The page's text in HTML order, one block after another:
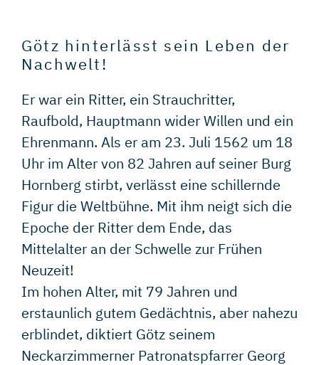
Götz hinterlässt sein Leben der
Nachwelt!
Er war ein Ritter, ein Strauchritter,
Raufbold, Hauptmann wider Willen und ein
Ehrenmann. Als er am 23. Juli 1562 um 18
Uhr im Alter von 82 Jahren auf seiner Burg
Hornberg stirbt, verlässt eine schillernde
Figur die Weltbühne. Mit ihm neigt sich die
Epoche der Ritter dem Ende, das
Mittelalter an der Schwelle zur Frühen
Neuzeit!
Im hohen Alter, mit 79 Jahren und
erstaunlich gutem Gedächtnis, aber nahezu
erblindet, diktiert Götz seinem
Neckarzimmerner Patronatspfarrer Georg